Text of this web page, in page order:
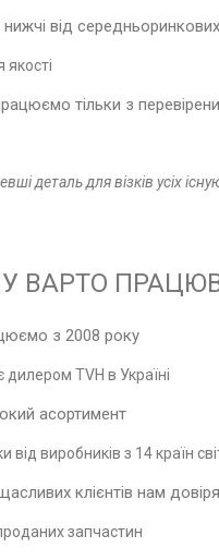
нижчі від
якості
тільки з
деталь для візків усіх
ВАРТО
з 2008 року
дилером TVH в Україні
асортимент
від виробників з 14 країн
клієнтів нам
запчастин